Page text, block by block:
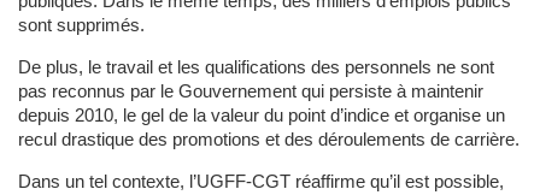
sont supprimés.
De plus, le travail et les qualifications des personnels ne sont
pas reconnus par le Gouvernement qui persiste à maintenir
depuis 2010, le gel de la valeur du point d’indice et organise un
recul drastique des promotions et des déroulements de carrière.
Dans un tel contexte, l’UGFF-CGT réaffirme qu’il est possible,